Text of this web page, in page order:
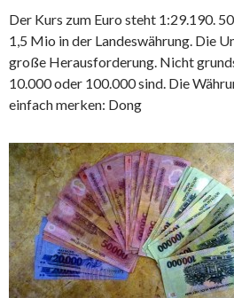
Der Kurs zum Euro steht 1:29.190.
1,5 Mio in der Landeswährung. Die
große Herausforderung. Nicht
10.000 oder 100.000 sind. Die
einfach merken: Dong